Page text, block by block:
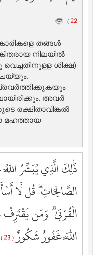
22 )
തങ്ങള്‍
നിലയില്‍
വെച്ചതിനുള്ള ശിക്ഷ)
അവര്‍
രക്ഷിതാവിങ്കല്‍
മഹത്തായ
ذَٰلِكَ الَّذِي يُبَشِّرُ اللَّهُ
الصَّالِحَاتِ ۗ قُل لَّا
الْقُرْبَىٰ ۗ وَمَن
اللَّهَ غَفُورٌ شَكُورٌ( 23 )